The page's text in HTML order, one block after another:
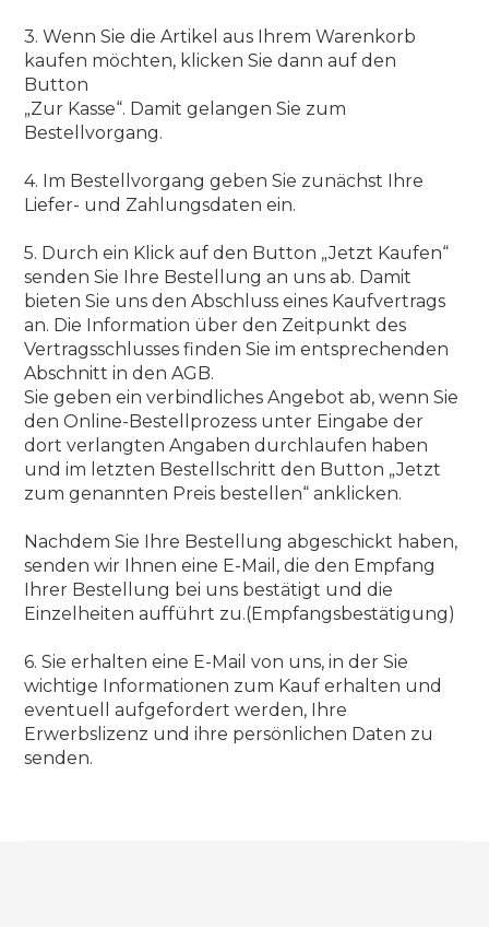
3. Wenn Sie die Artikel aus Ihrem Warenkorb
kaufen möchten, klicken Sie dann auf den
Button
„Zur Kasse“. Damit gelangen Sie zum
Bestellvorgang.
4. Im Bestellvorgang geben Sie zunächst Ihre
Liefer- und Zahlungsdaten ein.
5. Durch ein Klick auf den Button „Jetzt Kaufen“
senden Sie Ihre Bestellung an uns ab. Damit
bieten Sie uns den Abschluss eines Kaufvertrags
an. Die Information über den Zeitpunkt des
Vertragsschlusses finden Sie im entsprechenden
Abschnitt in den AGB.
Sie geben ein verbindliches Angebot ab, wenn Sie
den Online-Bestellprozess unter Eingabe der
dort verlangten Angaben durchlaufen haben
und im letzten Bestellschritt den Button „Jetzt
zum genannten Preis bestellen“ anklicken.
Nachdem Sie Ihre Bestellung abgeschickt haben,
senden wir Ihnen eine E-Mail, die den Empfang
Ihrer Bestellung bei uns bestätigt und die
Einzelheiten aufführt zu.(Empfangsbestätigung)
6. Sie erhalten eine E-Mail von uns, in der Sie
wichtige Informationen zum Kauf erhalten und
eventuell aufgefordert werden, Ihre
Erwerbslizenz und ihre persönlichen Daten zu
senden.